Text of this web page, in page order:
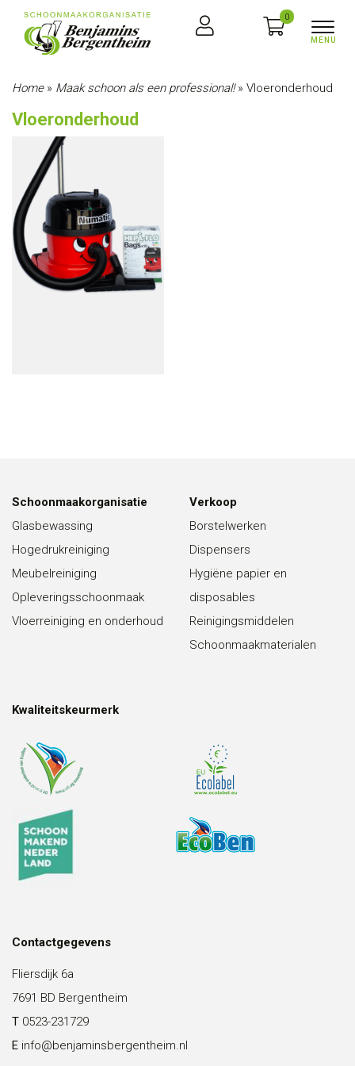
0
Home» Maak schoon als een professional!» Vloeronderhoud
Vloeronderhoud
Schoonmaakorganisatie
Glasbewassing
Hogedrukreiniging
Meubelreiniging
Opleveringsschoonmaak
Vloerreiniging en onderhoud
Verkoop
Borstelwerken
Dispensers
Hygiëne papier en
disposables
Reinigingsmiddelen
Schoonmaakmaterialen
Kwaliteitskeurmerk
Contactgegevens
Fliersdijk 6a
7691 BD Bergentheim
T 0523-231729
E info@benjaminsbergentheim.nl